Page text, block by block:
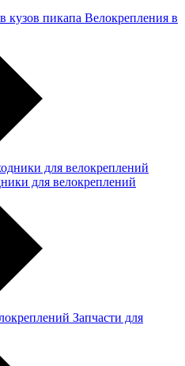
Велокрепления в
для велокреплений
Запчасти для